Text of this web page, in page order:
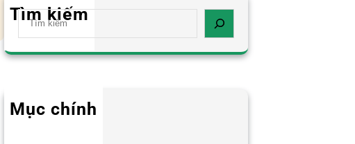
Tìm kiếm
S
a
h
Mục chính